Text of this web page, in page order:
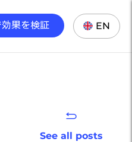
果を検証 EN
See all posts